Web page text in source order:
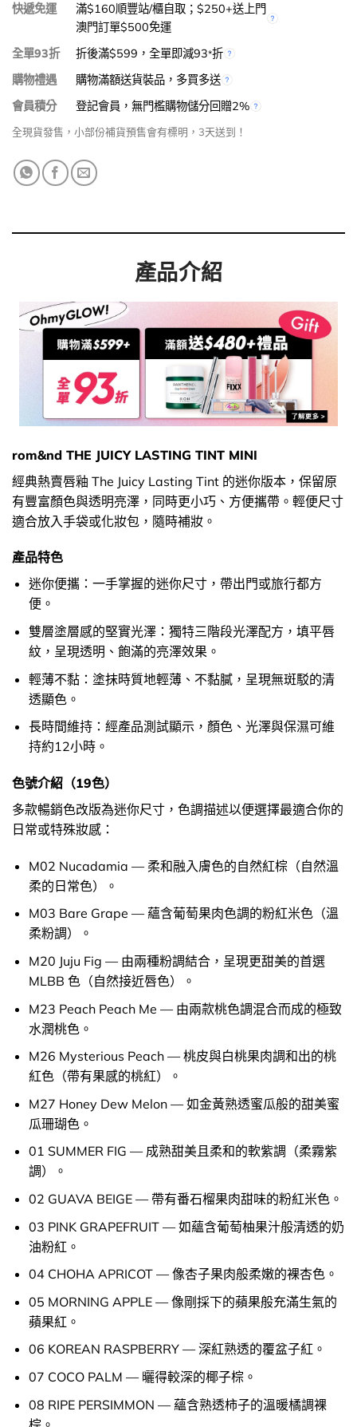
快遞免運
滿$160順豐站/櫃自取；$250+送上門
澳門訂單$500免運
全單93折
折後滿$599，全單即減93*折
購物禮遇
購物滿額送貨裝品，多買多送
會員積分
登記會員，無門檻購物儲分回贈2%
全現貨發售，小部份補貨預售會有標明，3天送到！
產品介紹
rom&nd THE JUICY LASTING TINT MINI
經典熱賣唇釉 The Juicy Lasting Tint 的迷你版本，保留原
有豐富顏色與透明亮澤，同時更小巧、方便攜帶。輕便尺寸
適合放入手袋或化妝包，隨時補妝。
產品特色
迷你便攜：一手掌握的迷你尺寸，帶出門或旅行都方
便。
雙層塗層感的堅實光澤：獨特三階段光澤配方，填平唇
紋，呈現透明、飽滿的亮澤效果。
輕薄不黏：塗抹時質地輕薄、不黏膩，呈現無斑駁的清
透顯色。
長時間維持：經產品測試顯示，顏色、光澤與保濕可維
持約12小時。
色號介紹（19色）
多款暢銷色改版為迷你尺寸，色調描述以便選擇最適合你的
日常或特殊妝感：
M02 Nucadamia — 柔和融入膚色的自然紅棕（自然溫
柔的日常色）。
M03 Bare Grape — 蘊含葡萄果肉色調的粉紅米色（溫
柔粉調）。
M20 Juju Fig — 由兩種粉調結合，呈現更甜美的首選
MLBB 色（自然接近唇色）。
M23 Peach Peach Me — 由兩款桃色調混合而成的極致
水潤桃色。
M26 Mysterious Peach — 桃皮與白桃果肉調和出的桃
紅色（帶有果感的桃紅）。
M27 Honey Dew Melon — 如金黃熟透蜜瓜般的甜美蜜
瓜珊瑚色。
01 SUMMER FIG — 成熟甜美且柔和的軟紫調（柔霧紫
調）。
02 GUAVA BEIGE — 帶有番石榴果肉甜味的粉紅米色。
03 PINK GRAPEFRUIT — 如蘊含葡萄柚果汁般清透的奶
油粉紅。
04 CHOHA APRICOT — 像杏子果肉般柔嫩的裸杏色。
05 MORNING APPLE — 像剛採下的蘋果般充滿生氣的
蘋果紅。
06 KOREAN RASPBERRY — 深紅熟透的覆盆子紅。
07 COCO PALM — 曬得較深的椰子棕。
08 RIPE PERSIMMON — 蘊含熟透柿子的溫暖橘調裸